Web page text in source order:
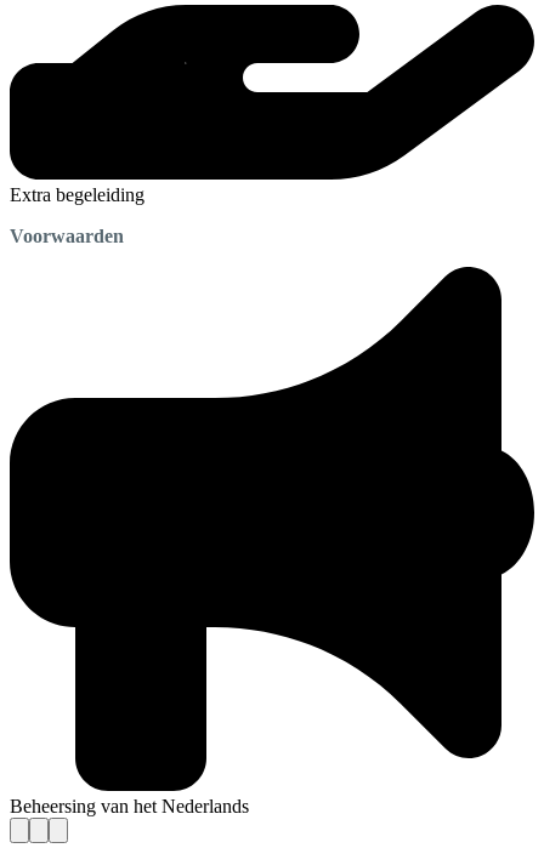
Extra begeleiding
Voorwaarden
Beheersing van het Nederlands